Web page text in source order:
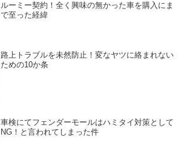
ルーミー契約！全く興味の無かった車を購入にま
で至った経緯
路上トラブルを未然防止！変なヤツに絡まれない
ための10か条
車検にてフェンダーモールはハミタイ対策として
NG！と言われてしまった件